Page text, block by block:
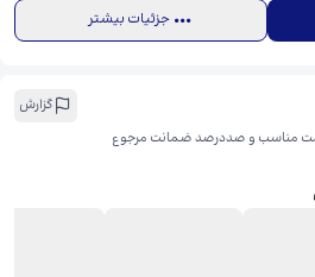
جزئیات بیشتر
گزارش
مناسب و صددرصد ضمانت مرجوع